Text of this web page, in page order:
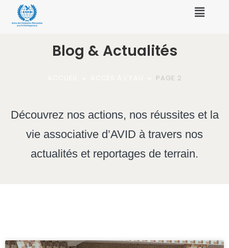
Blog & Actualités
PAGE 2
Découvrez nos actions, nos réussites et la
vie associative d’AVID à travers nos
actualités et reportages de terrain.